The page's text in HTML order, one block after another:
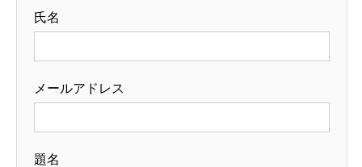
氏名
メールアドレス
題名